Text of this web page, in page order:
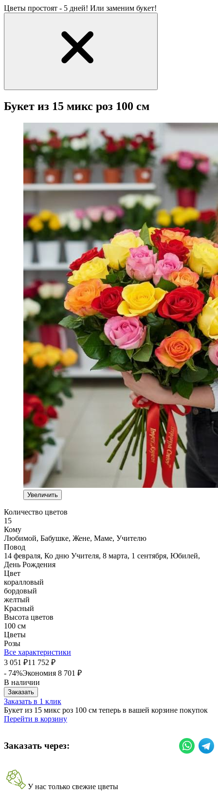
Цветы простоят - 5 дней! Или заменим букет!
Букет из 15 микс роз 100 см
Увеличить
Количество цветов
15
Кому
Любимой, Бабушке, Жене, Маме, Учителю
Повод
14 февраля, Ко дню Учителя, 8 марта, 1 сентября, Юбилей,
День Рождения
Цвет
коралловый
бордовый
желтый
Красный
Высота цветов
100 см
Цветы
Розы
Все характеристики
3 051
₽11 752 ₽
- 74%Экономия 8 701 ₽
В наличии
Заказать
Заказать в 1 клик
Букет из 15 микс роз 100 см теперь в вашей корзине покупок
Перейти в корзину
Заказать через:
У нас только свежие цветы